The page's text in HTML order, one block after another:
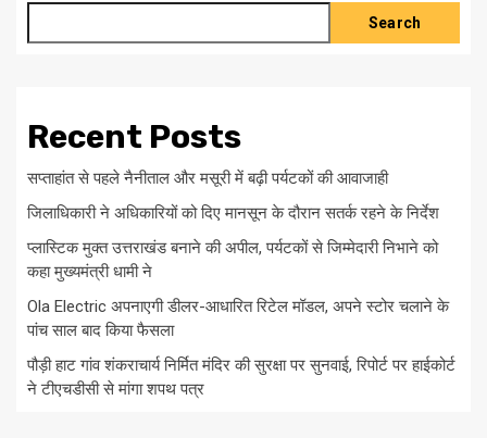
Search
Recent Posts
सप्ताहांत से पहले नैनीताल और मसूरी में बढ़ी पर्यटकों की आवाजाही
जिलाधिकारी ने अधिकारियों को दिए मानसून के दौरान सतर्क रहने के निर्देश
प्लास्टिक मुक्त उत्तराखंड बनाने की अपील, पर्यटकों से जिम्मेदारी निभाने को
कहा मुख्यमंत्री धामी ने
Ola Electric अपनाएगी डीलर-आधारित रिटेल मॉडल, अपने स्टोर चलाने के
पांच साल बाद किया फैसला
पौड़ी हाट गांव शंकराचार्य निर्मित मंदिर की सुरक्षा पर सुनवाई, रिपोर्ट पर हाईकोर्ट
ने टीएचडीसी से मांगा शपथ पत्र